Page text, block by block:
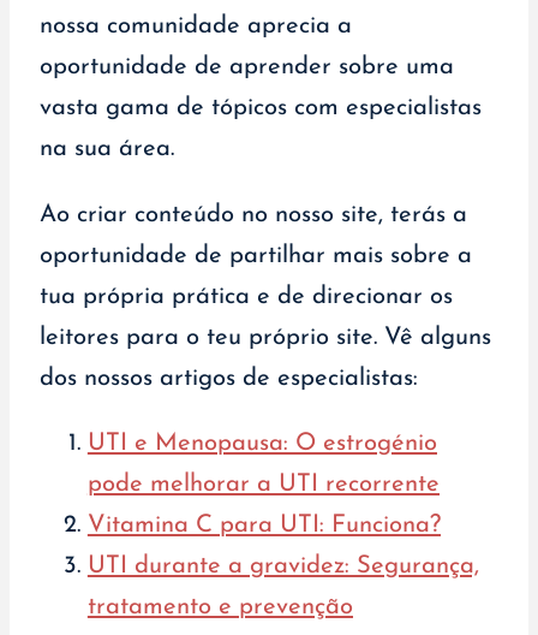
nossa comunidade aprecia a
oportunidade de aprender sobre uma
vasta gama de tópicos com especialistas
na sua área.
Ao criar conteúdo no nosso site, terás a
oportunidade de partilhar mais sobre a
tua própria prática e de direcionar os
leitores para o teu próprio site. Vê alguns
dos nossos artigos de especialistas:
UTI e Menopausa: O estrogénio
pode melhorar a UTI recorrente
Vitamina C para UTI: Funciona?
UTI durante a gravidez: Segurança,
tratamento e prevenção